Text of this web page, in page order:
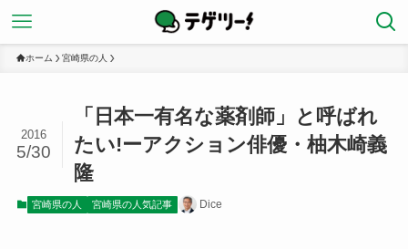
ホーム 宮崎県の人
「日本一有名な薬剤師」と呼ばれ
たい!ーアクション俳優・柚木崎義
隆
2016
5/30
宮崎県の人 宮崎県の人気記事 Dice